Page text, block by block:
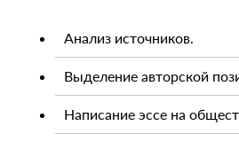
Анализ источников.
Выделение авторской
Написание эссе на